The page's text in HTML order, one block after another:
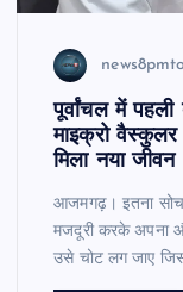
पूर्वांचल में
माइक्रो
मिला नया जीवन
आजमगढ़। इतना सोच
मजदूरी करके अपना
उसे चोट लग जाए